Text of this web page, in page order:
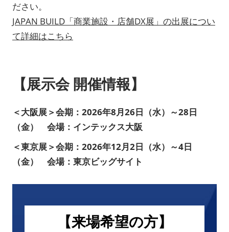
ださい。
JAPAN BUILD「商業施設・店舗DX展」の出展につい
て詳細はこちら
【展示会 開催情報】
＜大阪展＞会期：2026年8月26日（水）～28日
（金） 会場：インテックス大阪
＜東京展＞会期：2026年12月2日（水）～4日
（金） 会場：東京ビッグサイト
【来場希望の方】